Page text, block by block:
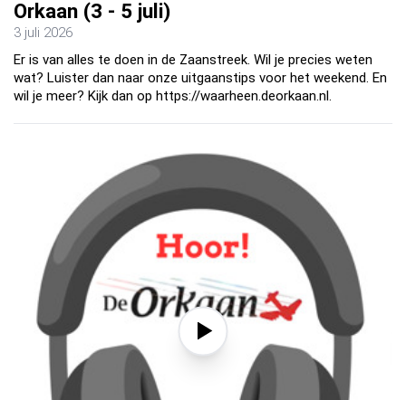
Orkaan (3 - 5 juli)
3 juli 2026
Er is van alles te doen in de Zaanstreek. Wil je precies weten
wat? Luister dan naar onze uitgaanstips voor het weekend. En
wil je meer? Kijk dan op https://waarheen.deorkaan.nl.